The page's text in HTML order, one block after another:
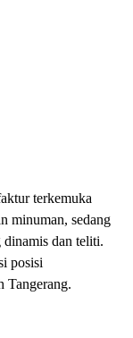
terkemuka
minuman, sedang
dinamis dan teliti.
posisi
Tangerang.